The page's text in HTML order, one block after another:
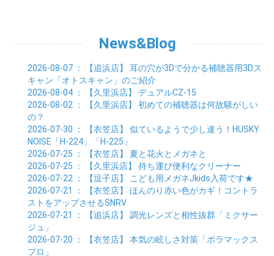
01月 (24)
02月 (20)
01月 (23)
03月 (25)
02月 (30)
01月 (33)
06月 (15)
04月 (9)
03月 (7)
02月 (7)
01月 (9)
News&Blog
2026-08-07 ： 【追浜店】 耳の穴が3Dで分かる補聴器用3Dス
キャン「オトスキャン」のご紹介
2026-08-04 ： 【久里浜店】 デュアルCZ-15
2026-08-02 ： 【久里浜店】 初めての補聴器は何故騒がしい
の？
2026-07-30 ： 【衣笠店】 似ているようで少し違う！HUSKY
NOISE「H-224」「H-225」
2026-07-25 ： 【衣笠店】 夏と花火とメガネと
2026-07-25 ： 【久里浜店】 持ち運び便利なクリーナー
2026-07-22 ： 【逗子店】
こども用メガネJkids入荷です★
2026-07-21
： 【衣笠店】 ほんのり赤い色がカギ！コントラ
ストをアップさせるSNRV
2026-07-21
： 【追浜店】 調光レンズと相性抜群「ミクサー
ジュ」
2026-07-20 ： 【衣笠店】 本気の眩しさ対策「ポラマックス
プロ」